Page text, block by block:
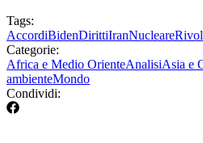
Tags:
AccordiBidenDirittiIranNucleare
Categorie:
Africa e Medio OrienteAnalisiAsia e
ambienteMondo
Condividi: